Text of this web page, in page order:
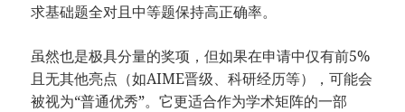
求基础题全对且中等题保持高正确率。
虽然也是极具分量的奖项，但如果在申请中仅有前5%
且无其他亮点（如AIME晋级、科研经历等），可能会
被视为“普通优秀”。它更适合作为学术矩阵的一部